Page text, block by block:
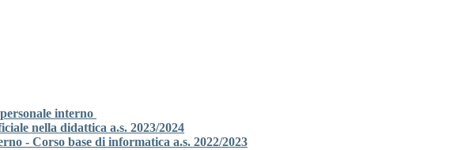
interno
nella didattica a.s. 2023/2024
- Corso base di informatica a.s. 2022/2023